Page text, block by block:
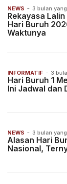
NEWS - 3 bulan
Rekayasa
Hari Buruh
Waktunya
INFORMATIF - 3
Hari Buruh 1
Ini Jadwal dan
NEWS - 3 bulan
Alasan Hari
Nasional,